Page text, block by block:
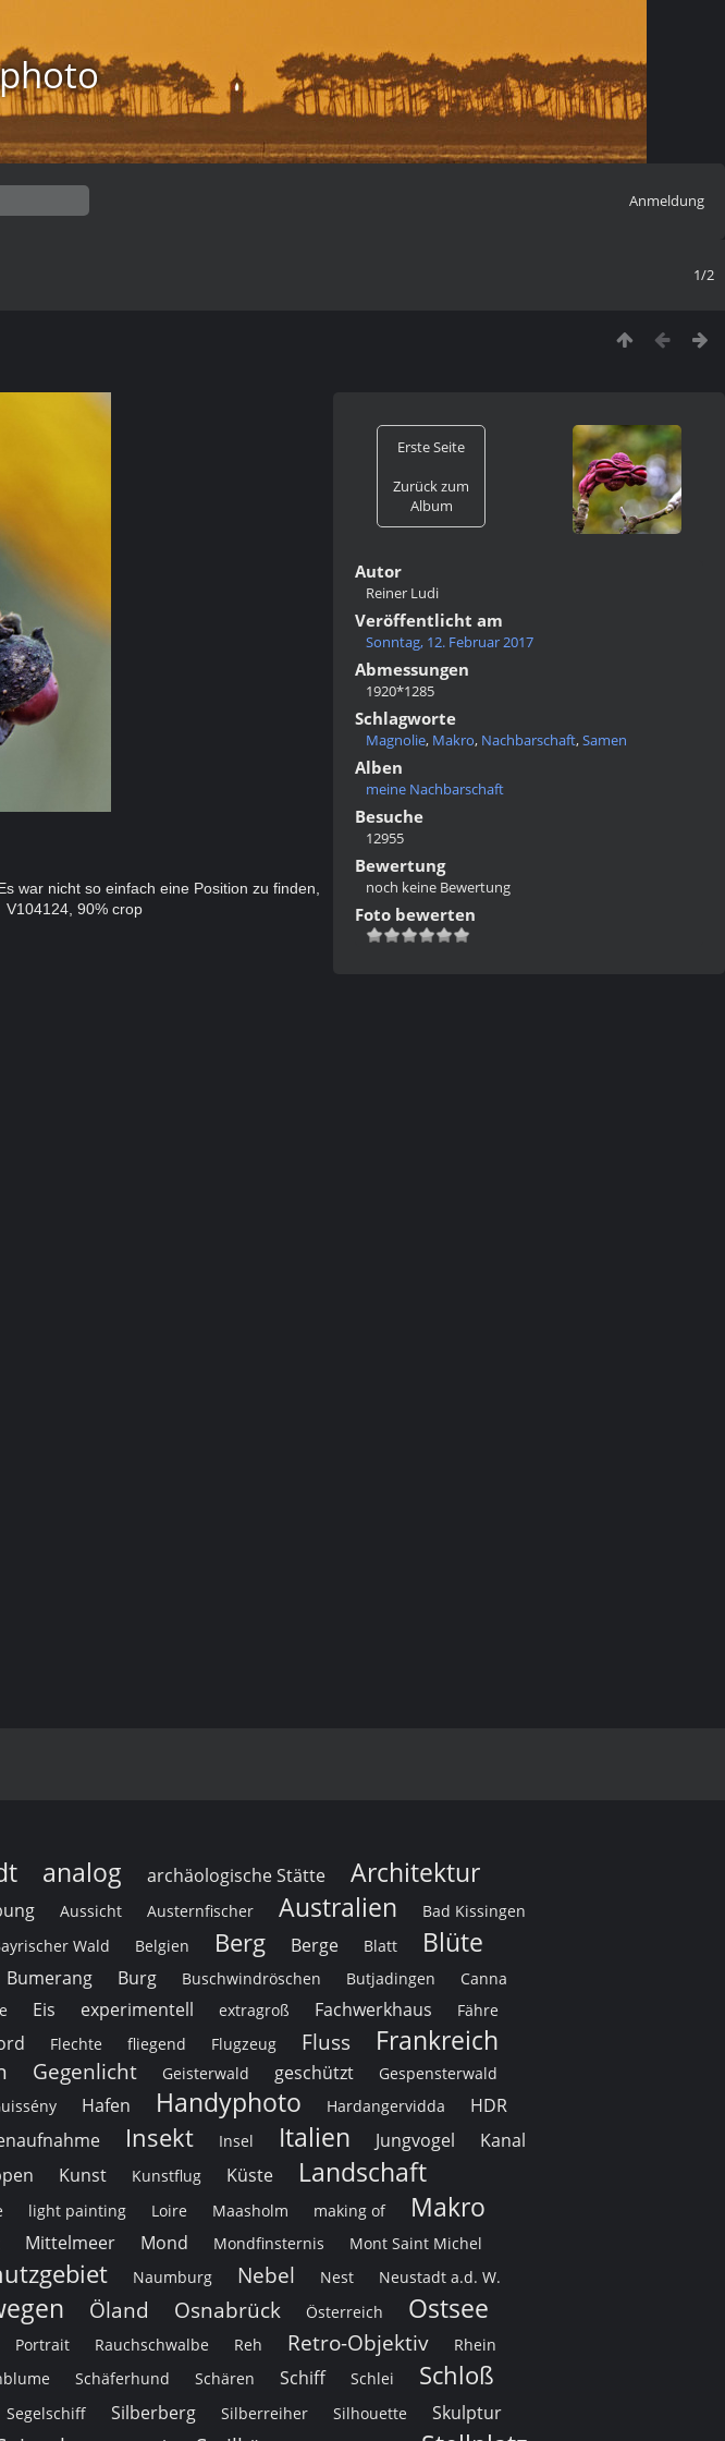
Anmeldung
1/2
war nicht so einfach eine Position zu finden,
V104124, 90% crop
Erste Seite
Zurück zum
Album
Autor
Reiner Ludi
Veröffentlicht am
Sonntag, 12. Februar 2017
Abmessungen
1920*1285
Schlagworte
Magnolie, Makro, Nachbarschaft,Samen
Alben
meine Nachbarschaft
Besuche
12955
Bewertung
noch keine Bewertung
Foto bewerten
analog archäologische Stätte Architektur
Aussicht Austernfischer Australien
Bad Kissingen
Wald Belgien Berg Berge Blatt Blüte
Bumerang Burg Buschwindröschen Butjadingen
Canna
Eis experimentell extragroß Fachwerkhaus
Fähre
Flechte fliegend Flugzeug Fluss Frankreich
Gegenlicht Geisterwald geschützt
Gespensterwald
Hafen Handyphoto Hardangervidda HDR
Insekt Insel Italien Jungvogel Kanal
Kunst Kunstflug Küste Landschaft
light painting Loire Maasholm making of Makro
Mittelmeer Mond Mondfinsternis Mont Saint Michel
Naumburg Nebel Nest Neustadt a.d. W.
Öland Osnabrück Österreich Ostsee
Portrait Rauchschwalbe Reh Retro-Objektiv Rhein
Schäferhund Schären Schiff Schlei Schloß
Segelschiff Silberberg Silberreiher Silhouette
Skulptur